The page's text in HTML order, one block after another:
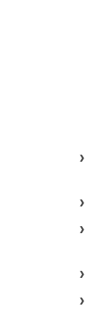
›
›
›
›
›